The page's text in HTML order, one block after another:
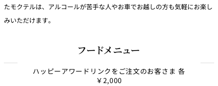
たモクテルは、アルコールが苦手な人やお車でお越しの方も気軽にお楽し
みいただけます。
フードメニュー
ハッピーアワードリンクをご注文のお客さま 各
￥2,000